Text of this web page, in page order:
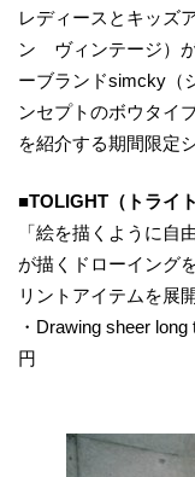
レディースとキッズ
ン ヴィンテージ）
ーブランドsimcky（
ンセプトのボウタイ
を紹介する期間限定
■TOLIGHT （トライ
「絵を描くように自
が描くドローイング
リントアイテムを
・Drawing sheer